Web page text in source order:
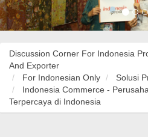
Discussion Corner For Indonesia
And Exporter
For Indonesian Only
Solusi
Indonesia Commerce -
Terpercaya di Indonesia